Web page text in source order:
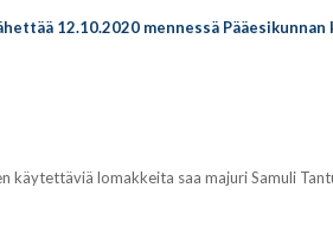
12.10.2020 mennessä
käytettäviä lomakkeita saa majuri Samuli